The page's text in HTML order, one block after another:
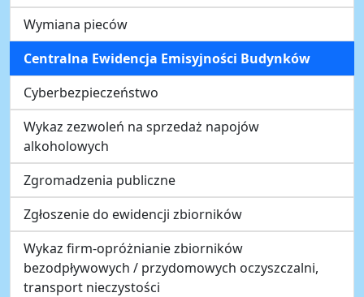
Wymiana pieców
Centralna Ewidencja Emisyjności Budynków
Cyberbezpieczeństwo
Wykaz zezwoleń na sprzedaż napojów
alkoholowych
Zgromadzenia publiczne
Zgłoszenie do ewidencji zbiorników
Wykaz firm-opróżnianie zbiorników
bezodpływowych / przydomowych oczyszczalni,
transport nieczystości